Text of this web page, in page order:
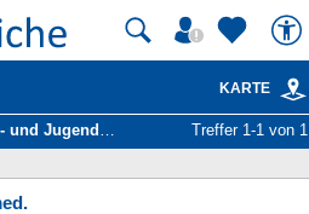
KARTE
Fachärzte für Kinder- und Jugendmedizin in Künzelsau
Treffer 1-1 von 1